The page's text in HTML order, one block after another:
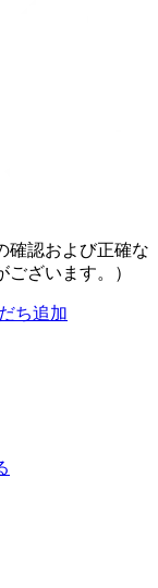
確認および正確な
ざいます。）
ち追加